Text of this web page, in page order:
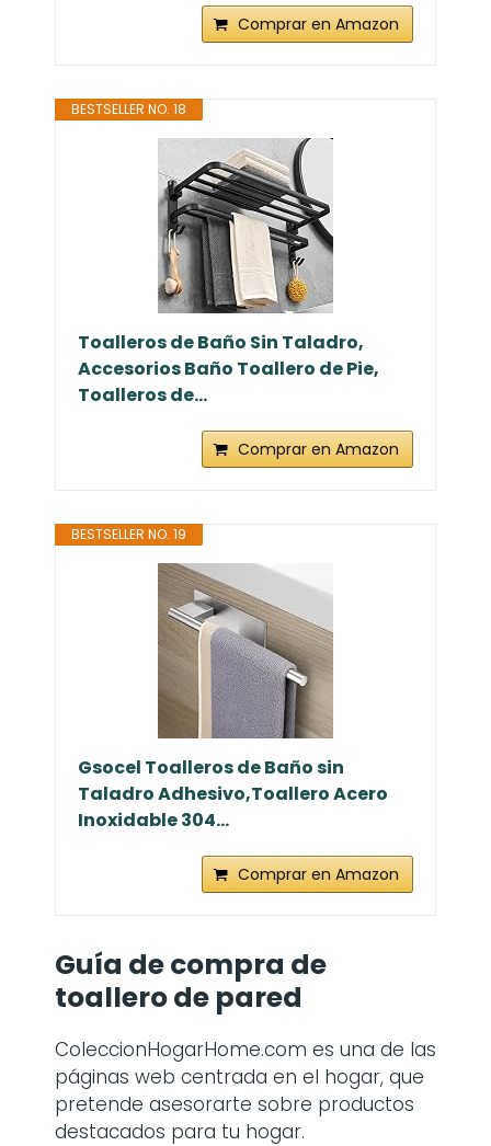
Comprar en Amazon
BESTSELLER NO. 18
Toalleros de Baño Sin Taladro,
Accesorios Baño Toallero de Pie,
Toalleros de...
Comprar en Amazon
BESTSELLER NO. 19
Gsocel Toalleros de Baño sin
Taladro Adhesivo,Toallero Acero
Inoxidable 304...
Comprar en Amazon
Guía de compra de
toallero de pared
ColeccionHogarHome.com es una de las
páginas web centrada en el hogar, que
pretende asesorarte sobre productos
destacados para tu hogar.